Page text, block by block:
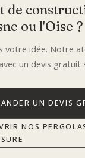
de
ou l'Oise ?
votre idée. Notre
un devis gratuit
UN DEVIS
NOS